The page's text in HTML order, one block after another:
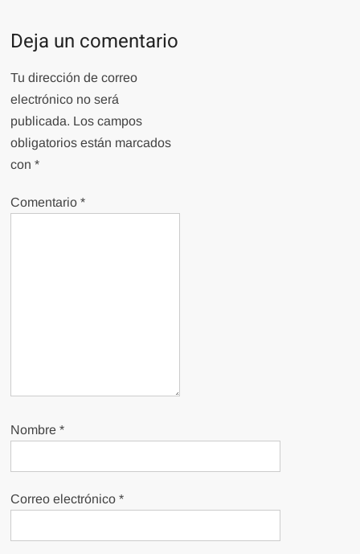
Deja un comentario
Tu dirección de correo
electrónico no será
publicada. Los campos
obligatorios están marcados
con*
Comentario*
Nombre*
Correo electrónico*